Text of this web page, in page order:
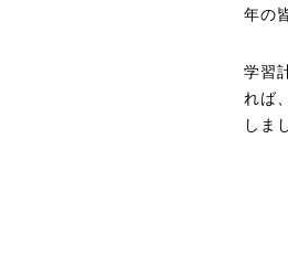
年の
学習
れば
しま